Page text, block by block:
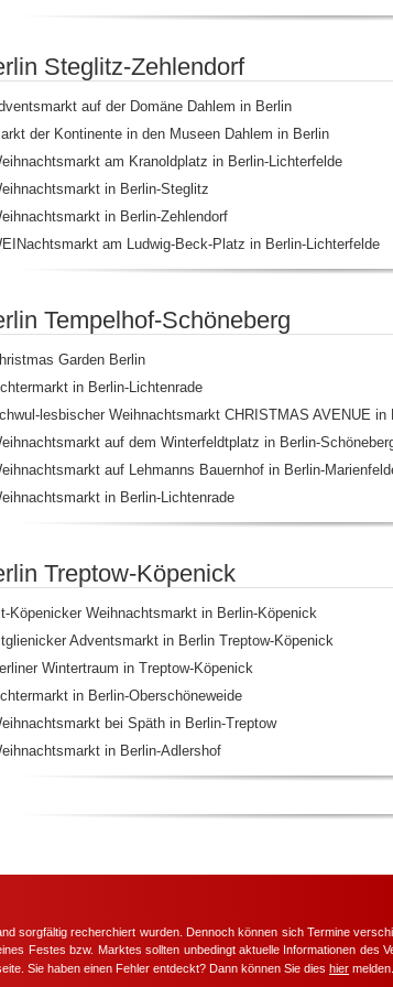
Steglitz-Zehlendorf
auf der Domäne Dahlem in Berlin
der Kontinente in den Museen Dahlem in Berlin
am Kranoldplatz in Berlin-Lichterfelde
in Berlin-Steglitz
in Berlin-Zehlendorf
am Ludwig-Beck-Platz in Berlin-Lichterfelde
Tempelhof-Schöneberg
Garden Berlin
in Berlin-Lichtenrade
lesbischer Weihnachtsmarkt CHRISTMAS AVENUE in
auf dem Winterfeldtplatz in Berlin-
auf Lehmanns Bauernhof in Berlin-
in Berlin-Lichtenrade
Treptow-Köpenick
Köpenicker Weihnachtsmarkt in Berlin-Köpenick
Adventsmarkt in Berlin Treptow-Köpenick
Wintertraum in Treptow-Köpenick
in Berlin-Oberschöneweide
bei Späth in Berlin-Treptow
in Berlin-Adlershof
sorgfältig recherchiert wurden. Dennoch können sich Termine
Festes bzw. Marktes sollten unbedingt aktuelle Informationen des
Sie haben einen Fehler entdeckt? Dann können Sie dies hier melden.